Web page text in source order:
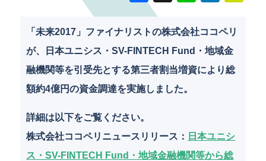
F
a
c
e
b
o
k
n
e
n
k
e
m
ai
「未来2017」ファイナリストの株式会社ココペリ
が、日本ユニシス・SV-FINTECH Fund・地域金
融機関等を引受先とする第三者割当増資により総
額約4億円の資金調達を実施しました。
詳細は以下をご覧ください。
株式会社ココペリニュースリリース： 日本ユニシ
ス・SV-FINTECH Fund・地域金融機関等から総